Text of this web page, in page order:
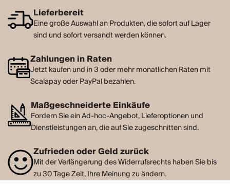
Lieferbereit
Eine große Auswahl an Produkten, die sofort auf Lager
sind und sofort versandt werden können.
Zahlungen in Raten
Jetzt kaufen und in 3 oder mehr monatlichen Raten mit
Scalapay oder PayPal bezahlen.
Maßgeschneiderte Einkäufe
Fordern Sie ein Ad-hoc-Angebot, Lieferoptionen und
Dienstleistungen an, die auf Sie zugeschnitten sind.
Zufrieden oder Geld zurück
Mit der Verlängerung des Widerrufsrechts haben Sie bis
zu 30 Tage Zeit, Ihre Meinung zu ändern.